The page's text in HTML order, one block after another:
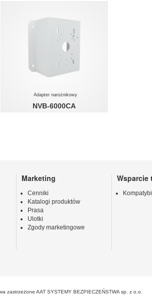
Adapter narożnikowy
NVB-6000CA
Marketing
Cenniki
Katalogi produktów
Prasa
Ulotki
Zgody marketingowe
Wsparcie
zastrzeżone AAT SYSTEMY BEZPIECZEŃSTWA sp. z o.o.